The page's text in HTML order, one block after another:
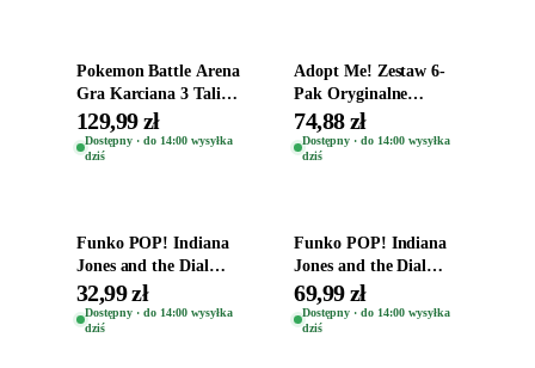
Pokemon Battle Arena
Gra Karciana 3 Talie
Oryginal
129,99 zł
Dostępny · do 14:00 wysyłka
dziś
Adopt Me! Zestaw 6-
Pak Oryginalne
Figurki Roblox
Zwierzęta Tropical
Time
74,88 zł
Dostępny · do 14:00 wysyłka
dziś
Funko POP! Indiana
Jones and the Dial
Destiny Bobble-Head
Helena Shaw 1386
32,99 zł
Dostępny · do 14:00 wysyłka
dziś
Funko POP! Indiana
Jones and the Dial
Destiny Bobble-Head
Teddy Kumar 1388
69,99 zł
Dostępny · do 14:00 wysyłka
dziś